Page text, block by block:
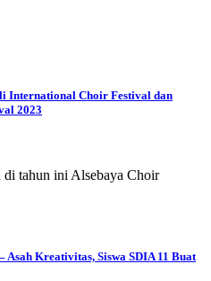
International Choir Festival dan
2023
tahun ini Alsebaya Choir
Asah Kreativitas, Siswa SDIA 11 Buat